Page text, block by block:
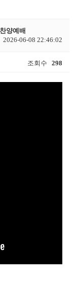
양예배
2026-06-08 22:46:02
조회수 298